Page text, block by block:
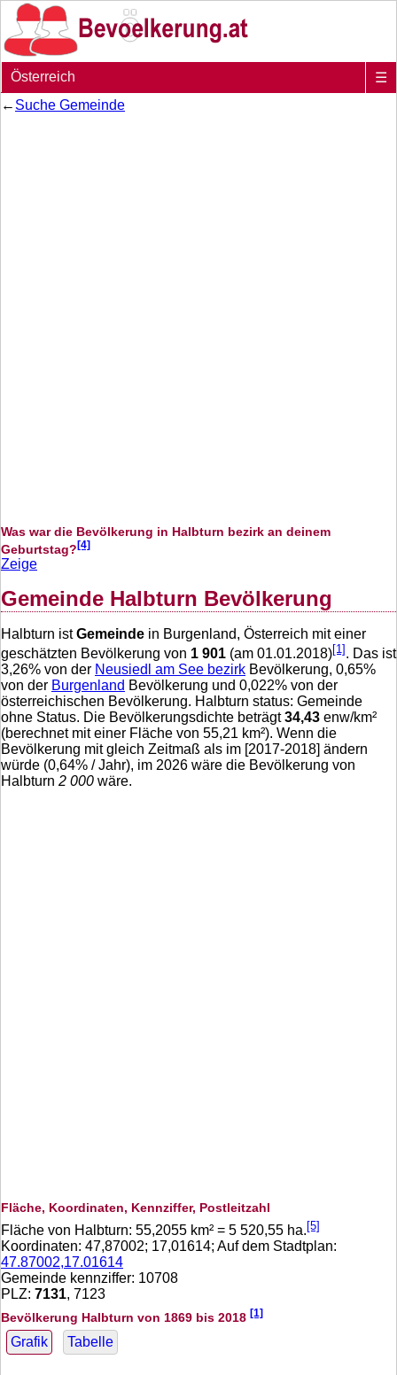
Österreich
☰
← Suche Gemeinde
Was war die Bevölkerung in Halbturn bezirk an deinem
Geburtstag?[4]
Zeige
Gemeinde Halbturn Bevölkerung
Halbturn istGemeinde in Burgenland, Österreich mit einer
geschätzten Bevölkerung von 1 901 (am 01.01.2018)[1] . Das ist
3,26% von der Neusiedl am See bezirk Bevölkerung, 0,65%
von der Burgenland Bevölkerung und 0,022% von der
österreichischen Bevölkerung. Halbturn status: Gemeinde
ohne Status. Die Bevölkerungsdichte beträgt34,43 enw/km²
(berechnet mit einer Fläche von 55,21 km²). Wenn die
Bevölkerung mit gleich Zeitmaß als im [2017-2018] ändern
würde (0,64% / Jahr), im 2026 wäre die Bevölkerung von
Halbturn 2 000 wäre.
Fläche, Koordinaten, Kennziffer, Postleitzahl
Fläche von Halbturn: 55,2055 km² = 5 520,55 ha. [5]
Koordinaten: 47,87002; 17,01614; Auf dem Stadtplan:
47.87002,17.01614
Gemeinde kennziffer: 10708
PLZ: 7131, 7123
Bevölkerung Halbturn von 1869 bis 2018 [1]
Grafik Tabelle